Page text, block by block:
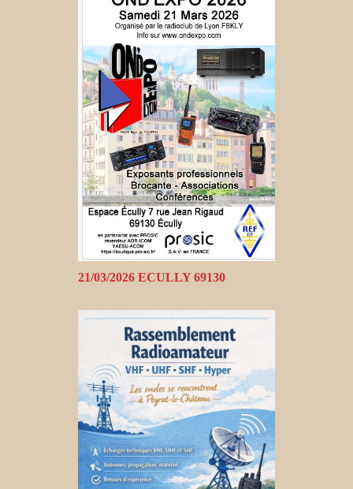
21/03/2026 ECULLY 69130